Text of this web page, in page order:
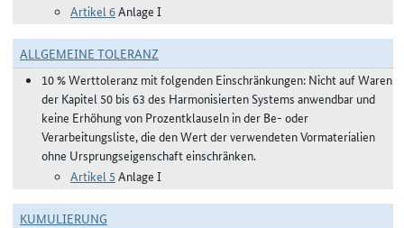
Artikel 6Anlage I
ALLGEMEINE TOLERANZ
10 % Werttoleranz mit folgenden Einschränkungen: Nicht auf Waren
der Kapitel 50 bis 63 des Harmonisierten Systems anwendbar und
keine Erhöhung von Prozentklauseln in der Be- oder
Verarbeitungsliste, die den Wert der verwendeten Vormaterialien
ohne Ursprungseigenschaft einschränken.
Artikel 5 Anlage I
KUMULIERUNG